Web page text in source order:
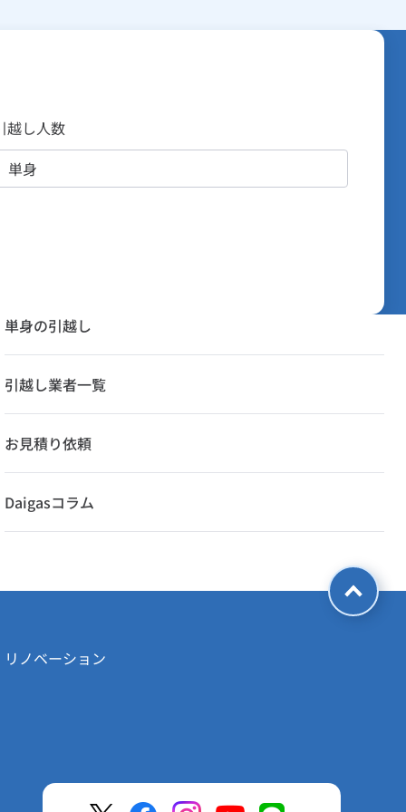
越し人数
単身の引越し
引越し業者一覧
お見積り依頼
Daigasコラム
ノベーション